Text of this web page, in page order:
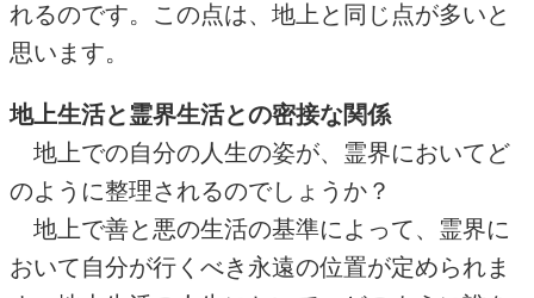
れるのです。この点は、地上と同じ点が多いと
思います。
地上生活と霊界生活との密接な関係
地上での自分の人生の姿が、霊界においてど
のように整理されるのでしょうか？
地上で善と悪の生活の基準によって、霊界に
おいて自分が行くべき永遠の位置が定められま